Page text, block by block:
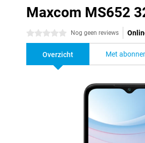
Maxcom MS652
0 sterren Nog geen reviews
Overzicht Met